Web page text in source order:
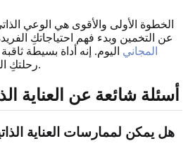
الخطوة الأولى والأقوى هي الوعي
عن التخمين وبدء فهم احتياجاتكِ
المجاني اليوم. إنه أداة بسيطة
رحلتكِ المخصصة نحو الشفاء والنمو.
أسئلة شائعة عن العناية
هل يمكن لممارسات العناية